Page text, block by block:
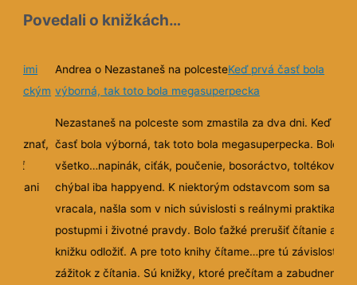
Povedali o knižkách…
krimi
uznať,
nej ani
Andrea o Nezastaneš na polcesteKeď prvá časť bola
výborná, tak toto bola megasuperpecka
Nezastaneš na polceste som zmastila za dva dni. Keď prvá
časť bola výborná, tak toto bola megasuperpecka. Bolo
všetko…napinák, ciťák, poučenie, bosoráctvo, toltékovia…
chýbal iba happyend. K niektorým odstavcom som sa
vracala, našla som v nich súvislosti s reálnymi praktikami a
postupmi i životné pravdy. Bolo ťažké prerušiť čítanie a
knižku odložiť. A pre toto knihy čítame…pre tú závislosť a
zážitok z čítania. Sú knižky, ktoré prečítam a zabudnem.